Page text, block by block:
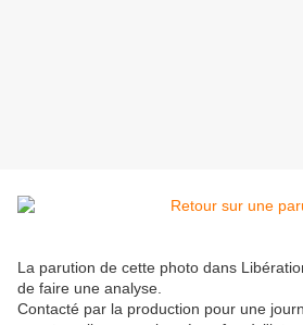
La parution de cette photo dans
de faire une analyse.
Contacté par la production pour une